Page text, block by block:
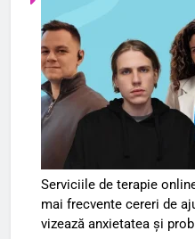
Serviciile de terapie
mai frecvente cereri de
vizează anxietatea și